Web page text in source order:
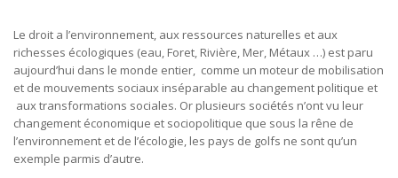
Le droit a l’environnement, aux ressources naturelles et aux
richesses écologiques (eau, Foret, Rivière, Mer, Métaux …) est paru
aujourd’hui dans le monde entier, comme un moteur de mobilisation
et de mouvements sociaux inséparable au changement politique et
aux transformations sociales. Or plusieurs sociétés n’ont vu leur
changement économique et sociopolitique que sous la rêne de
l’environnement et de l’écologie, les pays de golfs ne sont qu’un
exemple parmis d’autre.